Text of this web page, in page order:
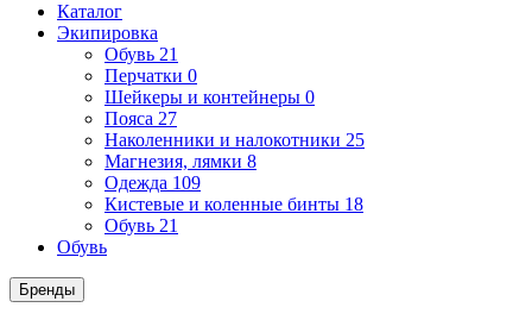
Каталог
Экипировка
Обувь 21
Перчатки 0
Шейкеры и контейнеры 0
Пояса 27
Наколенники и налокотники 25
Магнезия, лямки 8
Одежда 109
Кистевые и коленные бинты 18
Обувь 21
Обувь
Бренды